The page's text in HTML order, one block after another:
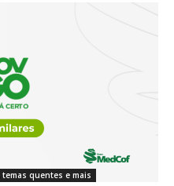
quentes e mais